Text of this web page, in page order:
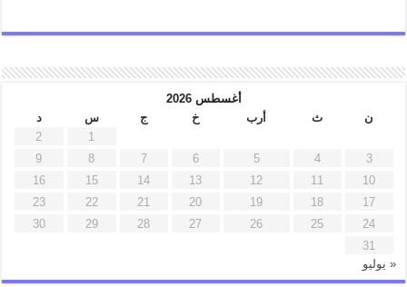
أغسطس 2026
ن
ث أرب خ ج س
د
1
2
3
4
5
6
7
8
9
10
11
12
13
14
15
16
17
18
19
20
21
22
23
24
25
26
27
28
29
30
31
« يوليو